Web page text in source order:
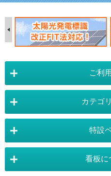
ご利
店舗詳細情報
運営会社 :株式会社トレード
カテゴ
スタンド看板：オプション
特設
看板に